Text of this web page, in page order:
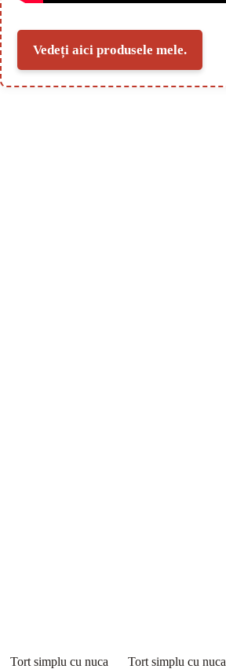
Vedeți aici produsele mele.
Tort simplu cu nuca Tort simplu cu nuca